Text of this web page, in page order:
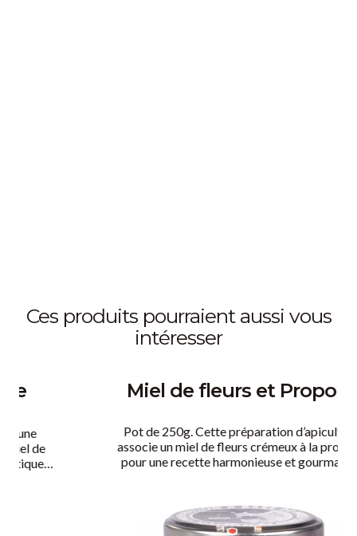
ces produits pourraient aussi vous
intéresser
Miel de fleurs et Propolis
Pot de 250g. Cette préparation d’apiculteur
associe un miel de fleurs crémeux à la propolis
pour une recette harmonieuse et gourmande.
aromatique affirmé de la propolis.